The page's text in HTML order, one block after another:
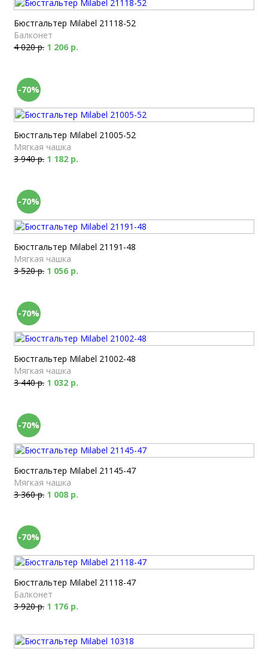
Бюстгальтер Milabel 21118-52
Балконет
4 020 р. 1 206 р.
-70%
Бюстгальтер Milabel 21005-52
Мягкая чашка
3 940 р. 1 182 р.
-70%
Бюстгальтер Milabel 21191-48
Мягкая чашка
3 520 р. 1 056 р.
-70%
Бюстгальтер Milabel 21002-48
Мягкая чашка
3 440 р. 1 032 р.
-70%
Бюстгальтер Milabel 21145-47
Мягкая чашка
3 360 р. 1 008 р.
-70%
Бюстгальтер Milabel 21118-47
Балконет
3 920 р. 1 176 р.